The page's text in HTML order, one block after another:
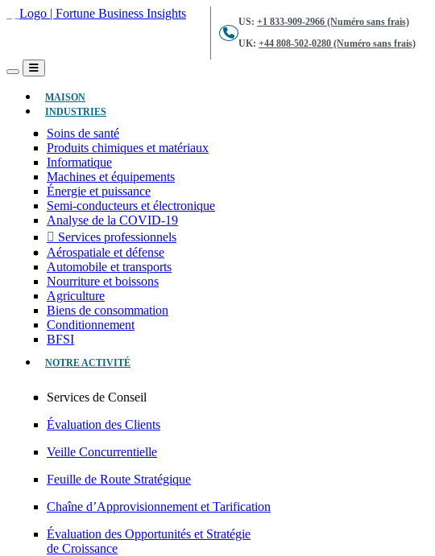
US: +1 833-909-2966 (Numéro sans frais)
UK: +44 808-502-0280 (Numéro sans frais)
MAISON(ACTUEL)
INDUSTRIES
Soins de santé
Produits chimiques et matériaux
Informatique
Machines et équipements
Énergie et puissance
Semi-conducteurs et électronique
Analyse de la COVID-19
Services professionnels
Aérospatiale et défense
Automobile et transports
Nourriture et boissons
Agriculture
Biens de consommation
Conditionnement
BFSI
NOTRE ACTIVITÉ
Services de Conseil
Évaluation des Clients
Veille Concurrentielle
Feuille de Route Stratégique
Chaîne d’Approvisionnement et Tarification
Évaluation des Opportunités et Stratégie
de Croissance